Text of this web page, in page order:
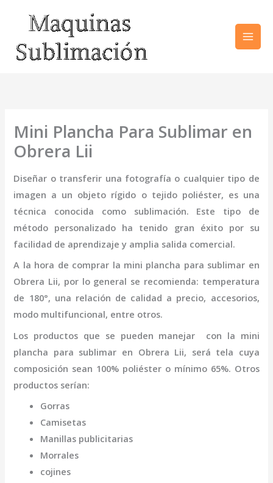
contenido
Mini Plancha Para Sublimar en
Obrera Lii
Diseñar o transferir una fotografía o cualquier tipo de
imagen a un objeto rígido o tejido poliéster, es una
técnica conocida como sublimación. Este tipo de
método personalizado ha tenido gran éxito por su
facilidad de aprendizaje y amplia salida comercial.
A la hora de comprar la mini plancha para sublimar en
Obrera Lii, por lo general se recomienda: temperatura
de 180°, una relación de calidad a precio, accesorios,
modo multifuncional, entre otros.
Los productos que se pueden manejar con la mini
plancha para sublimar en Obrera Lii, será tela cuya
composición sean 100% poliéster o mínimo 65%. Otros
productos serían:
Gorras
Camisetas
Manillas publicitarias
Morrales
cojines